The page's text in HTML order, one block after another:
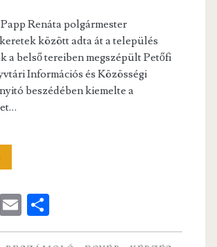
Renáta polgármester
között adta át a település
a belső tereiben megszépült Petőfi
Információs és Közösségi
beszédében kiemelte a
Könyvtárünnep
–
Újabb
E
m
S
ha